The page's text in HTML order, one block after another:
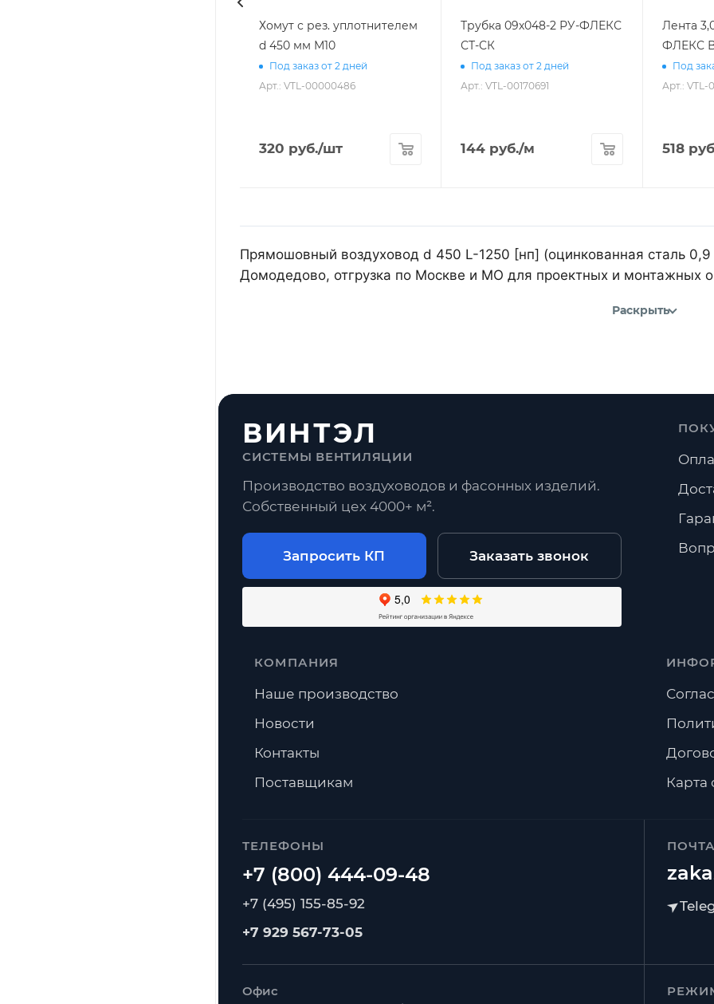
Хомут с рез. уплотнителем
d 450 мм М10
Под заказ от 2 дней
Арт.: VTL-00000486
320 руб./шт
Трубка 09х048-2 РУ-ФЛЕКС
СТ-СК
Под заказ от 2 дней
Арт.: VTL-00170691
144 руб./м
Лента
ФЛЕКС
Под
Арт.: VTL-
518
Прямошовный воздуховод d 450 L-1250 [нп] (оцинкованная сталь
Домодедово, отгрузка по Москве и МО для проектных и монтажных
Раскрыть
ВИНТЭЛ
СИСТЕМЫ ВЕНТИЛЯЦИИ
Производство воздуховодов и фасонных изделий.
Собственный цех 4000+ м².
Запросить КП Заказать звонок
ТЕЛЕФОНЫ
+7 (495) 155-85-92
+7 929 567-73-05
Офис
КОМПАНИЯ
Наше производство
Новости
Контакты
Поставщикам
Карта